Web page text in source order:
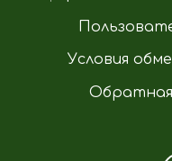
Условия
Обратная